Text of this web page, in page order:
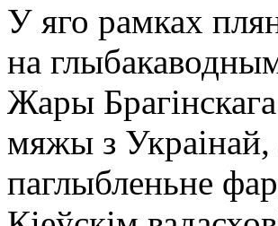
У яго рамках
на
Жары
мяжы з Украінай,
паглыбленьне